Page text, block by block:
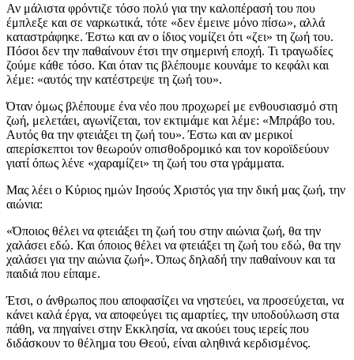
Αν μάλιστα φρόντιζε τόσο πολύ για την καλοπέρασή του που
έμπλεξε και σε ναρκωτικά, τότε «δεν έμεινε μόνο πίσω», αλλά
καταστράφηκε. Έστω και αν ο ίδιος νομίζει ότι «ζει» τη ζωή του.
Πόσοι δεν την παθαίνουν έτσι την σημερινή εποχή. Τι τραγωδίες
ζούμε κάθε τόσο. Και όταν τις βλέπουμε κουνάμε το κεφάλι και
λέμε: «αυτός την κατέστρεψε τη ζωή του».
Όταν όμως βλέπουμε ένα νέο που προχωρεί με ενθουσιασμό στη
ζωή, μελετάει, αγωνίζεται, τον εκτιμάμε και λέμε: «Μπράβο του.
Αυτός θα την φτειάξει τη ζωή του». Έστω και αν μερικοί
απερίσκεπτοι τον θεωρούν οπισθοδρομικό και τον κοροϊδεύουν
γιατί όπως λένε «χαραμίζει» τη ζωή του στα γράμματα.
Μας λέει ο Κύριος ημών Ιησούς Χριστός για την δική μας ζωή, την
αιώνια:
«Όποιος θέλει να φτειάξει τη ζωή του στην αιώνια ζωή, θα την
χαλάσει εδώ. Και όποιος θέλει να φτειάξει τη ζωή του εδώ, θα την
χαλάσει για την αιώνια ζωή». Όπως δηλαδή την παθαίνουν και τα
παιδιά που είπαμε.
Έτσι, ο άνθρωπος που αποφασίζει να νηστεύει, να προσεύχεται, να
κάνει καλά έργα, να αποφεύγει τις αμαρτίες, την υποδούλωση στα
πάθη, να πηγαίνει στην Εκκλησία, να ακούει τους ιερείς που
διδάσκουν το θέλημα του Θεού, είναι αληθινά κερδισμένος.